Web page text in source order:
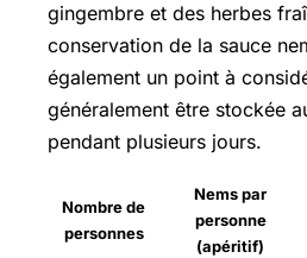
gingembre et des herbes
conservation de la sauce
également un point à
généralement être stockée
pendant plusieurs jours.
Nombre de
personnes
Nems par
personne
(apéritif)